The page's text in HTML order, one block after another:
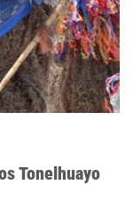
Tonelhuayo